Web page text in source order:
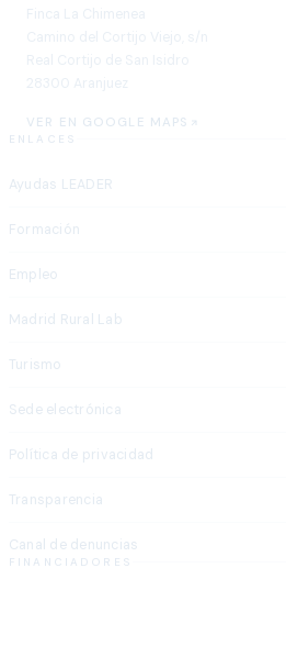
VER EN GOOGLE MAPS
ENLACES
Ayudas LEADER
Formación
Empleo
Madrid Rural Lab
Turismo
Sede electrónica
Política de privacidad
Transparencia
Canal de denuncias
FINANCIADORES